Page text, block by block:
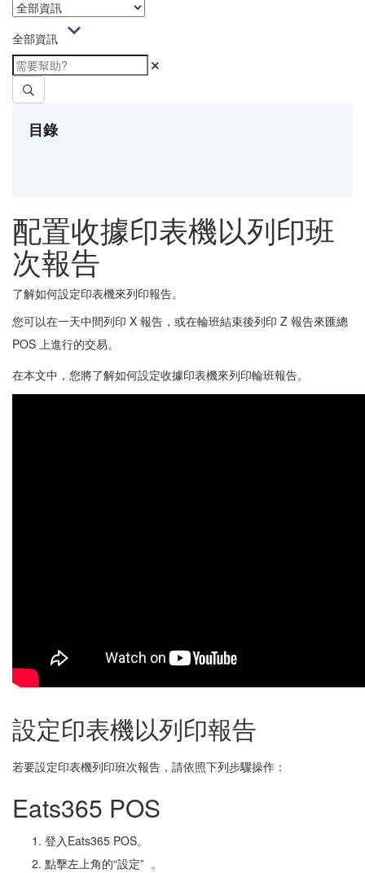
全部資訊
目錄
配置收據印表機以列印班
次報告
了解如何設定印表機來列印報告。
您可以在一天中間列印 X 報告，或在輪班結束後列印 Z 報告來匯總
POS 上進行的交易。
在本文中，您將了解如何設定收據印表機來列印輪班報告。
設定印表機以列印報告
若要設定印表機列印班次報告，請依照下列步驟操作：
Eats365 POS
登入Eats365 POS。
點擊左上角的“設定” 。